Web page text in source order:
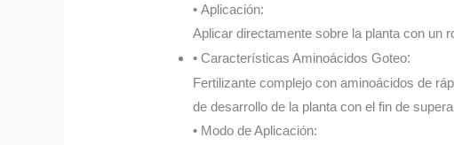
• Aplicación:
Aplicar directamente sobre la planta con un
• Características Aminoácidos Goteo:
Fertilizante complejo con aminoácidos de
de desarrollo de la planta con el fin de
• Modo de Aplicación: